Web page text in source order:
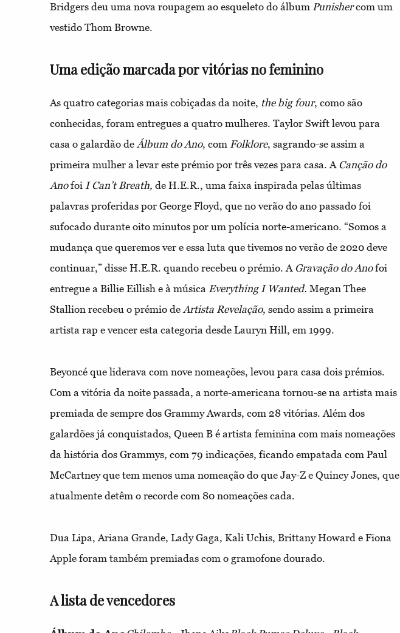
Bridgers deu uma nova roupagem ao esqueleto do álbum Punishercom um
vestido Thom Browne.
Uma edição marcada por vitórias no feminino
As quatro categorias mais cobiçadas da noite, the big four, como são
conhecidas, foram entregues a quatro mulheres. Taylor Swift levou para
casa o galardão deÁlbum do Ano, com Folklore, sagrando-se assim a
primeira mulher a levar este prémio por três vezes para casa. A Canção do
Anofoi I Can’t Breath, de H.E.R., uma faixa inspirada pelas últimas
palavras proferidas por George Floyd, que no verão do ano passado foi
sufocado durante oito minutos por um polícia norte-americano. “Somos a
mudança que queremos ver e essa luta que tivemos no verão de 2020 deve
continuar,” disse H.E.R. quando recebeu o prémio. A Gravação do Anofoi
entregue a Billie Eillish e à música Everything I Wanted. Megan Thee
Stallion recebeu o prémio deArtista Revelação, sendo assim a primeira
artista rap e vencer esta categoria desde Lauryn Hill, em 1999.
Beyoncé que liderava com nove nomeações, levou para casa dois prémios.
Com a vitória da noite passada, a norte-americana tornou-se na artista mais
premiada de sempre dos Grammy Awards, com 28 vitórias. Além dos
galardões já conquistados, Queen B é artista feminina com mais nomeações
da história dos Grammys, com 79 indicações, ficando empatada com Paul
McCartney que tem menos uma nomeação do que Jay-Z e Quincy Jones, que
atualmente detêm o recorde com 80 nomeações cada.
Dua Lipa, Ariana Grande, Lady Gaga, Kali Uchis, Brittany Howard e Fiona
Apple foram também premiadas com o gramofone dourado.
A lista de vencedores